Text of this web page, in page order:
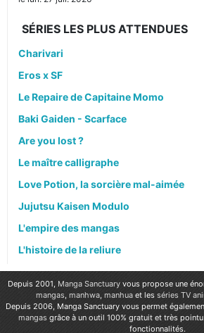
SÉRIES LES PLUS ATTENDUES
Charivari
Eros x SF
Le Repaire de Capitaine Momo
Baki Gaiden - Scarface
Are you lost ?
Le maître calligraphe
Love Potion, la sorcière mal-aimée
Jujutsu Kaisen Modulo
L'empire des mangas
L'histoire de la reliure
Depuis 2001, Manga Sanctuary vous propose une
mangas, manhwa, manhuaet les séries TV
Depuis 2006, Manga Sanctuary vous permet
mangas grâce à un outil 100% gratuit et très
fonctionnalités.